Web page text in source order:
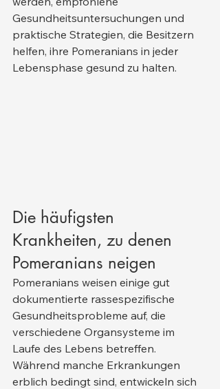
Gesundheitsuntersuchungen und
praktische Strategien, die Besitzern
helfen, ihre Pomeranians in jeder
Lebensphase gesund zu halten.
Die häufigsten
Krankheiten, zu denen
Pomeranians neigen
Pomeranians weisen einige gut
dokumentierte rassespezifische
Gesundheitsprobleme auf, die
verschiedene Organsysteme im
Laufe des Lebens betreffen.
Während manche Erkrankungen
erblich bedingt sind, entwickeln sich